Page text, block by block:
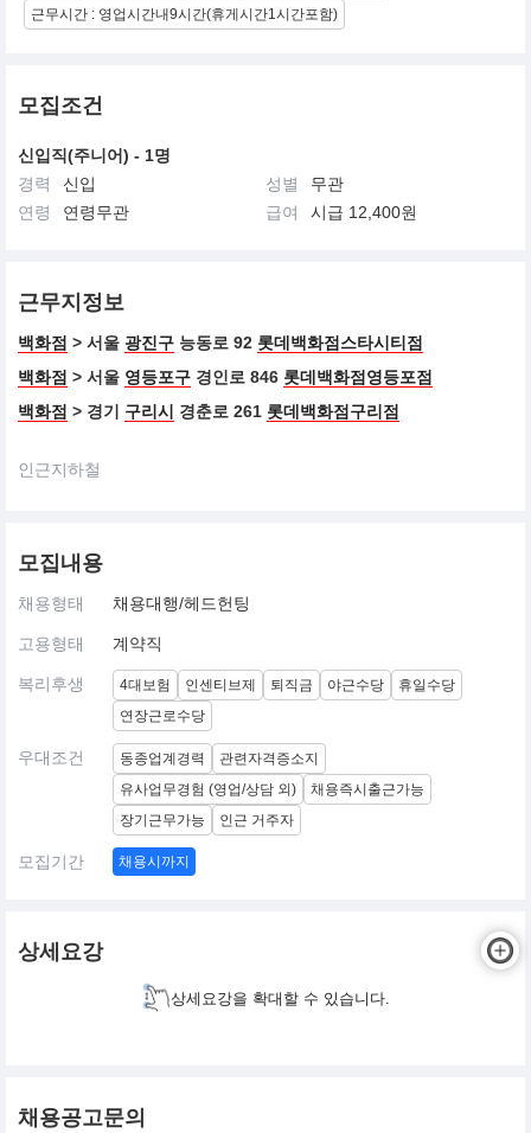
근무시간 : 영업시간내9시간(휴게시간1시간포함)
모집조건
신입직(주니어) - 1명
경력
신입 성별
무관
연령
연령무관 급여 시급 12,400원
근무지정보
백화점 > 서울 광진구 능동로 92 롯데백화점스타시티점
백화점 > 서울 영등포구 경인로 846 롯데백화점영등포점
백화점 > 경기 구리시 경춘로 261 롯데백화점구리점
인근지하철
모집내용
채용형태 채용대행/헤드헌팅
고용형태 계약직
복리후생 4대보험 인센티브제 퇴직금 야근수당
휴일수당
연장근로수당
우대조건 동종업계경력
관련자격증소지
유사업무경험 (영업/상담 외)
채용즉시출근가능
장기근무가능
인근 거주자
모집기간 채용시까지
상세요강
상세요강을 확대할 수 있습니다.
채용공고문의